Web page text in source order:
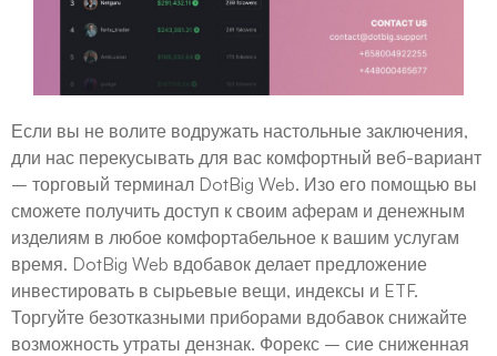
Если вы не волите водружать настольные заключения,
дли нас перекусывать для вас комфортный веб-вариант
– торговый терминал DotBig Web. Изо его помощью вы
сможете получить доступ к своим аферам и денежным
изделиям в любое комфортабельное к вашим услугам
время. DotBig Web вдобавок делает предложение
инвестировать в сырьевые вещи, индексы и ETF.
Торгуйте безотказными приборами вдобавок снижайте
возможность утраты дензнак. Форекс – сие сниженная